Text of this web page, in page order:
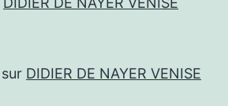
sur DIDIER DE NAYER VENISE